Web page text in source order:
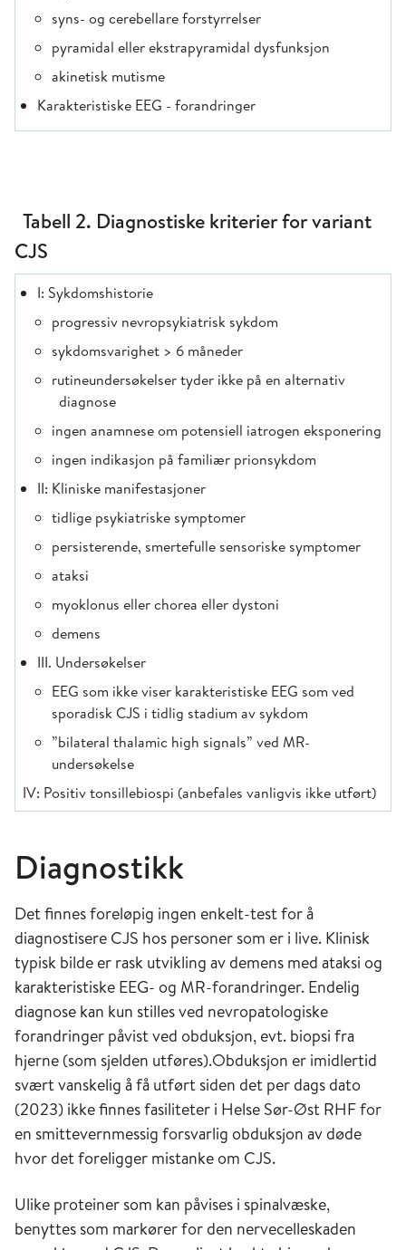
syns- og cerebellare forstyrrelser
pyramidal eller ekstrapyramidal dysfunksjon
akinetisk mutisme
Karakteristiske EEG - forandringer
Tabell 2. Diagnostiske kriterier for variant
CJS
I: Sykdomshistorie
progressiv nevropsykiatrisk sykdom
sykdomsvarighet > 6 måneder
rutineundersøkelser tyder ikke på en alternativ
diagnose
ingen anamnese om potensiell iatrogen eksponering
ingen indikasjon på familiær prionsykdom
II: Kliniske manifestasjoner
tidlige psykiatriske symptomer
persisterende, smertefulle sensoriske symptomer
ataksi
myoklonus eller chorea eller dystoni
demens
III. Undersøkelser
EEG som ikke viser karakteristiske EEG som ved
sporadisk CJS i tidlig stadium av sykdom
”bilateral thalamic high signals” ved MR-
undersøkelse
IV: Positiv tonsillebiospi (anbefales vanligvis ikke utført)
Diagnostikk
Det finnes foreløpig ingen enkelt-test for å
diagnostisere CJS hos personer som er i live. Klinisk
typisk bilde er rask utvikling av demens med ataksi og
karakteristiske EEG- og MR-forandringer. Endelig
diagnose kan kun stilles ved nevropatologiske
forandringer påvist ved obduksjon, evt. biopsi fra
hjerne (som sjelden utføres).Obduksjon er imidlertid
svært vanskelig å få utført siden det per dags dato
(2023) ikke finnes fasiliteter i Helse Sør-Øst RHF for
en smittevernmessig forsvarlig obduksjon av døde
hvor det foreligger mistanke om CJS.
Ulike proteiner som kan påvises i spinalvæske,
benyttes som markører for den nervecelleskaden